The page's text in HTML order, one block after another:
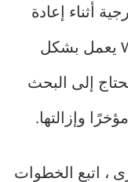
أثناء إعادة
تشغيله. إذا كان Windows Security يعمل بشكل
إلى البحث
وإزالتها.
، اتبع الخطوات